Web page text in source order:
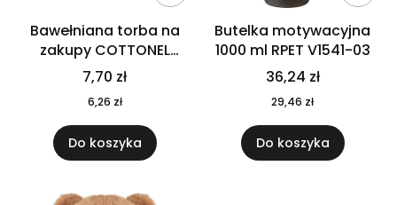
Bawełniana torba na
zakupy COTTONEL
COLOUR++ MO9846-11
7,70 zł
6,26 zł
Do koszyka
Butelka motywacyjna
1000 ml RPET V1541-03
36,24 zł
29,46 zł
Do koszyka